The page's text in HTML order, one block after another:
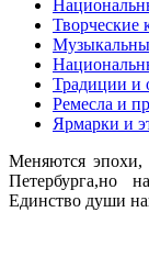
Творческие
Традиции и
Ремесла и
Ярмарки и
Меняются эпохи,
Петербурга,но
Единство души